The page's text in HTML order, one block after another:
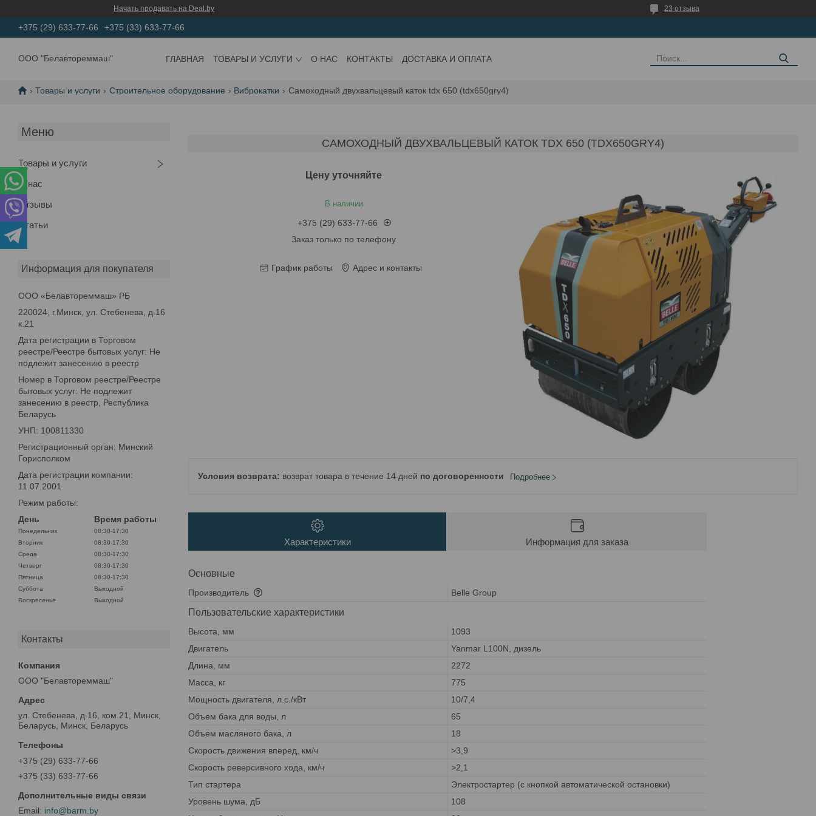
Начать продавать на Deal.by 23 отзыва
+375 (29) 633-77-66 +375 (33) 633-77-66
ООО "Белавтореммаш" ГЛАВНАЯ ТОВАРЫ И УСЛУГИ О НАС КОНТАКТЫ ДОСТАВКА И ОПЛАТА
Товары и услуги Строительное оборудование Виброкатки Самоходный двухвальцевый каток tdx 650 (tdx650gry4)
Товары и услуги
О нас
Отзывы
Статьи
Информация для покупателя
ООО «Белавтореммаш» РБ
220024, г.Минск, ул. Стебенева, д.16
к.21
Дата регистрации в Торговом
реестре/Реестре бытовых услуг: Не
подлежит занесению в реестр
Номер в Торговом реестре/Реестре
бытовых услуг: Не подлежит
занесению в реестр, Республика
Беларусь
УНП: 100811330
Регистрационный орган: Минский
Горисполком
Дата регистрации компании:
11.07.2001
Режим работы:
День
Время работы
Понедельник
08:30-17:30
Вторник
08:30-17:30
Среда
08:30-17:30
Четверг
08:30-17:30
Пятница
08:30-17:30
Суббота
Выходной
Воскресенье
Выходной
Контакты
ООО "Белавтореммаш"
ул. Стебенева, д.16, ком.21, Минск,
Беларусь, Минск, Беларусь
+375 (29) 633-77-66
+375 (33) 633-77-66
info@barm.by
САМОХОДНЫЙ ДВУХВАЛЬЦЕВЫЙ КАТОК TDX 650 (TDX650GRY4)
Цену уточняйте
В наличии
+375 (29) 633-77-66
Заказ только по телефону
График работы Адрес и контакты
возврат товара в течение 14 дней по договоренности Подробнее
Характеристики Информация для заказа
Основные
Производитель Belle Group
Пользовательские характеристики
Высота, мм
1093
Двигатель
Yanmar L100N, дизель
Длина, мм
2272
Масса, кг
775
Мощность двигателя, л.с./кВт
10/7,4
Объем бака для воды, л
65
Объем масляного бака, л
18
Скорость движения вперед, км/ч
>3,9
Скорость реверсивного хода, км/ч
>2,1
Тип стартера
Электростартер (с кнопкой автоматической остановки)
Уровень шума, дБ
108